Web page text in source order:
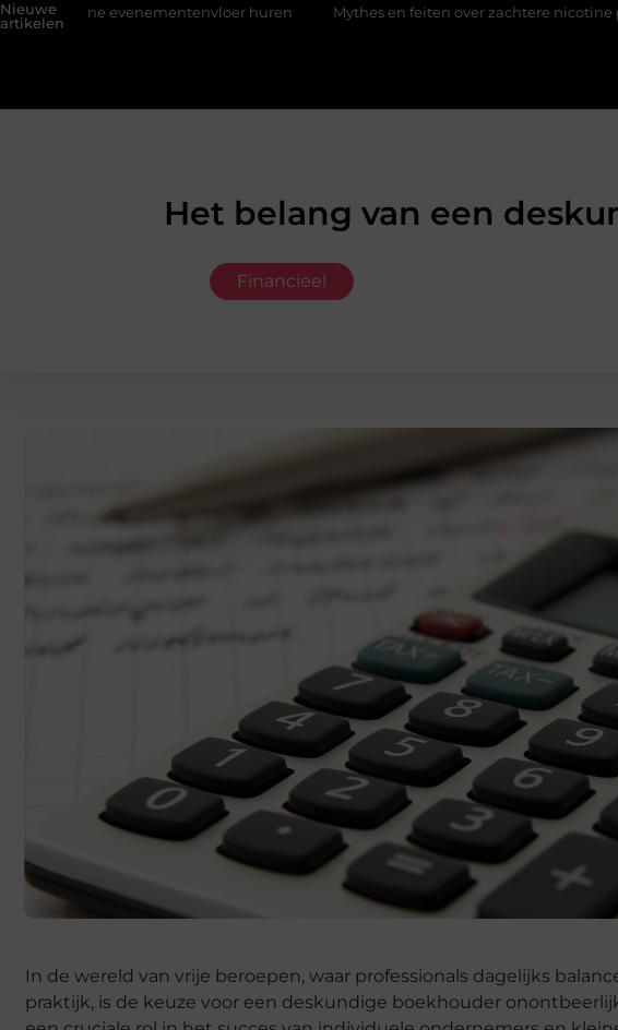
Nieuwe
artikelen
evenementenvloer huren Mythes en feiten over zachtere nicotine pouches
Het belang van een
Financieel
In de wereld van vrije beroepen, waar professionals dagelijks
praktijk, is de keuze voor een deskundige boekhouder